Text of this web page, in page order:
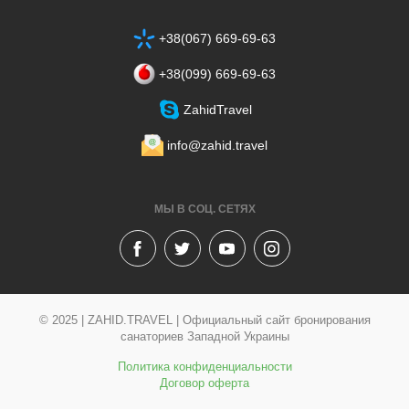
+38(067) 669-69-63
+38‎(099) 669-69-63
ZahidTravel
info@zahid.travel
МЫ В СОЦ. СЕТЯХ
© 2025 | ZAHID.TRAVEL | Официальный сайт бронирования
санаториев Западной Украины
Политика конфиденциальности
Договор оферта